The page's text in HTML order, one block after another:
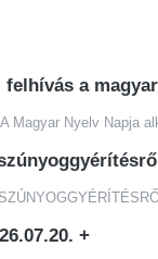
a
Magyar Nyelv Napja
+